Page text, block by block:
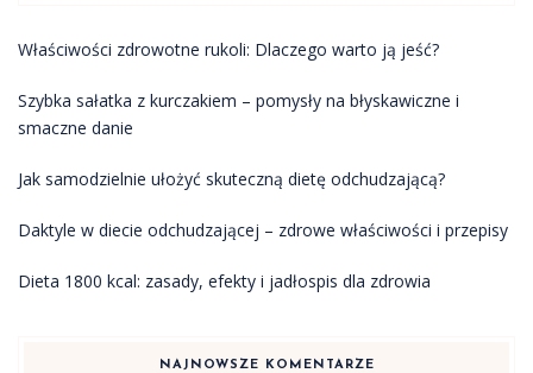
Właściwości zdrowotne rukoli: Dlaczego warto ją jeść?
Szybka sałatka z kurczakiem – pomysły na błyskawiczne i
smaczne danie
Jak samodzielnie ułożyć skuteczną dietę odchudzającą?
Daktyle w diecie odchudzającej – zdrowe właściwości i przepisy
Dieta 1800 kcal: zasady, efekty i jadłospis dla zdrowia
NAJNOWSZE KOMENTARZE